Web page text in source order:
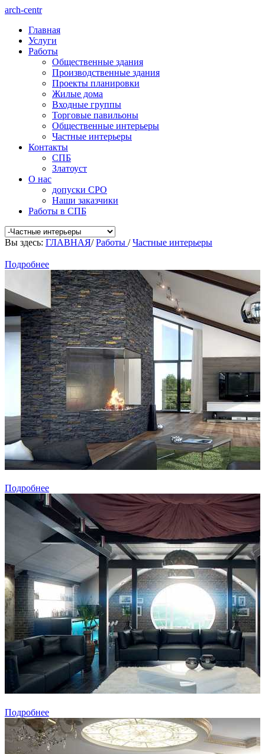
arch-centr
Главная
Услуги
Работы
Общественные здания
Производственные здания
Проекты планировки
Жилые дома
Входные группы
Торговые павильоны
Общественные интерьеры
Частные интерьеры
Контакты
СПБ
Златоуст
О нас
допуски СРО
Наши заказчики
Работы в СПБ
Вы здесь: ГЛАВНАЯ/Работы /Частные интерьеры
Подробнее
Подробнее
Подробнее